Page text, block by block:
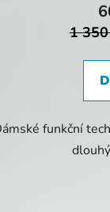
1
funkční